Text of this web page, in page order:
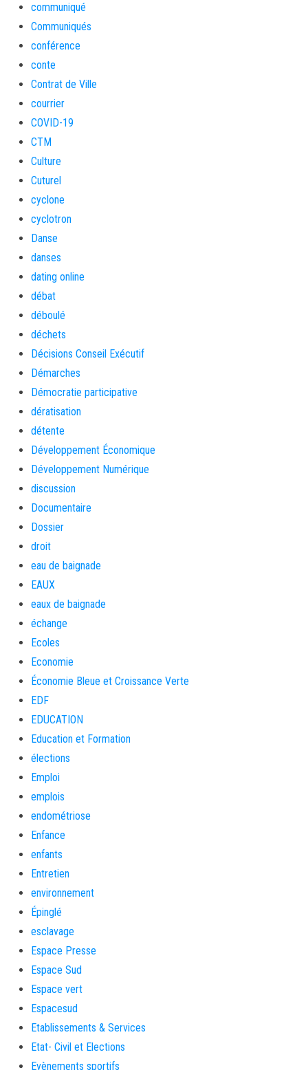
communiqué
Communiqués
conférence
conte
Contrat de Ville
courrier
COVID-19
CTM
Culture
Cuturel
cyclone
cyclotron
Danse
danses
dating online
débat
déboulé
déchets
Décisions Conseil Exécutif
Démarches
Démocratie participative
dératisation
détente
Développement Économique
Développement Numérique
discussion
Documentaire
Dossier
droit
eau de baignade
EAUX
eaux de baignade
échange
Ecoles
Economie
Économie Bleue et Croissance Verte
EDF
EDUCATION
Education et Formation
élections
Emploi
emplois
endométriose
Enfance
enfants
Entretien
environnement
Épinglé
esclavage
Espace Presse
Espace Sud
Espace vert
Espacesud
Etablissements & Services
Etat- Civil et Elections
Evènements sportifs